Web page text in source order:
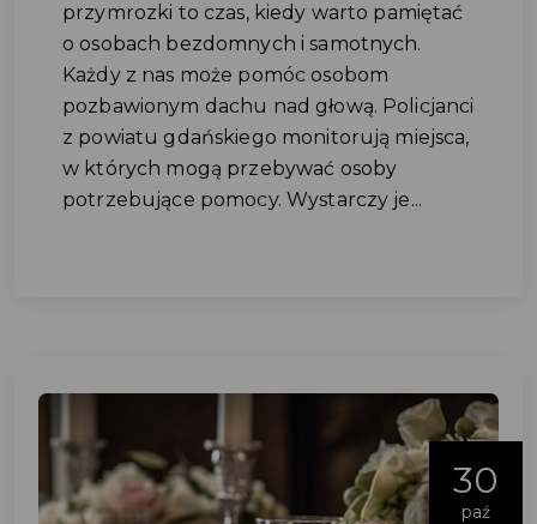
przymrozki to czas, kiedy warto pamiętać
o osobach bezdomnych i samotnych.
Każdy z nas może pomóc osobom
pozbawionym dachu nad głową. Policjanci
z powiatu gdańskiego monitorują miejsca,
w których mogą przebywać osoby
potrzebujące pomocy. Wystarczy je...
30
paź